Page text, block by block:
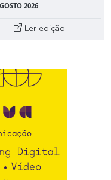
2026
Ler edição